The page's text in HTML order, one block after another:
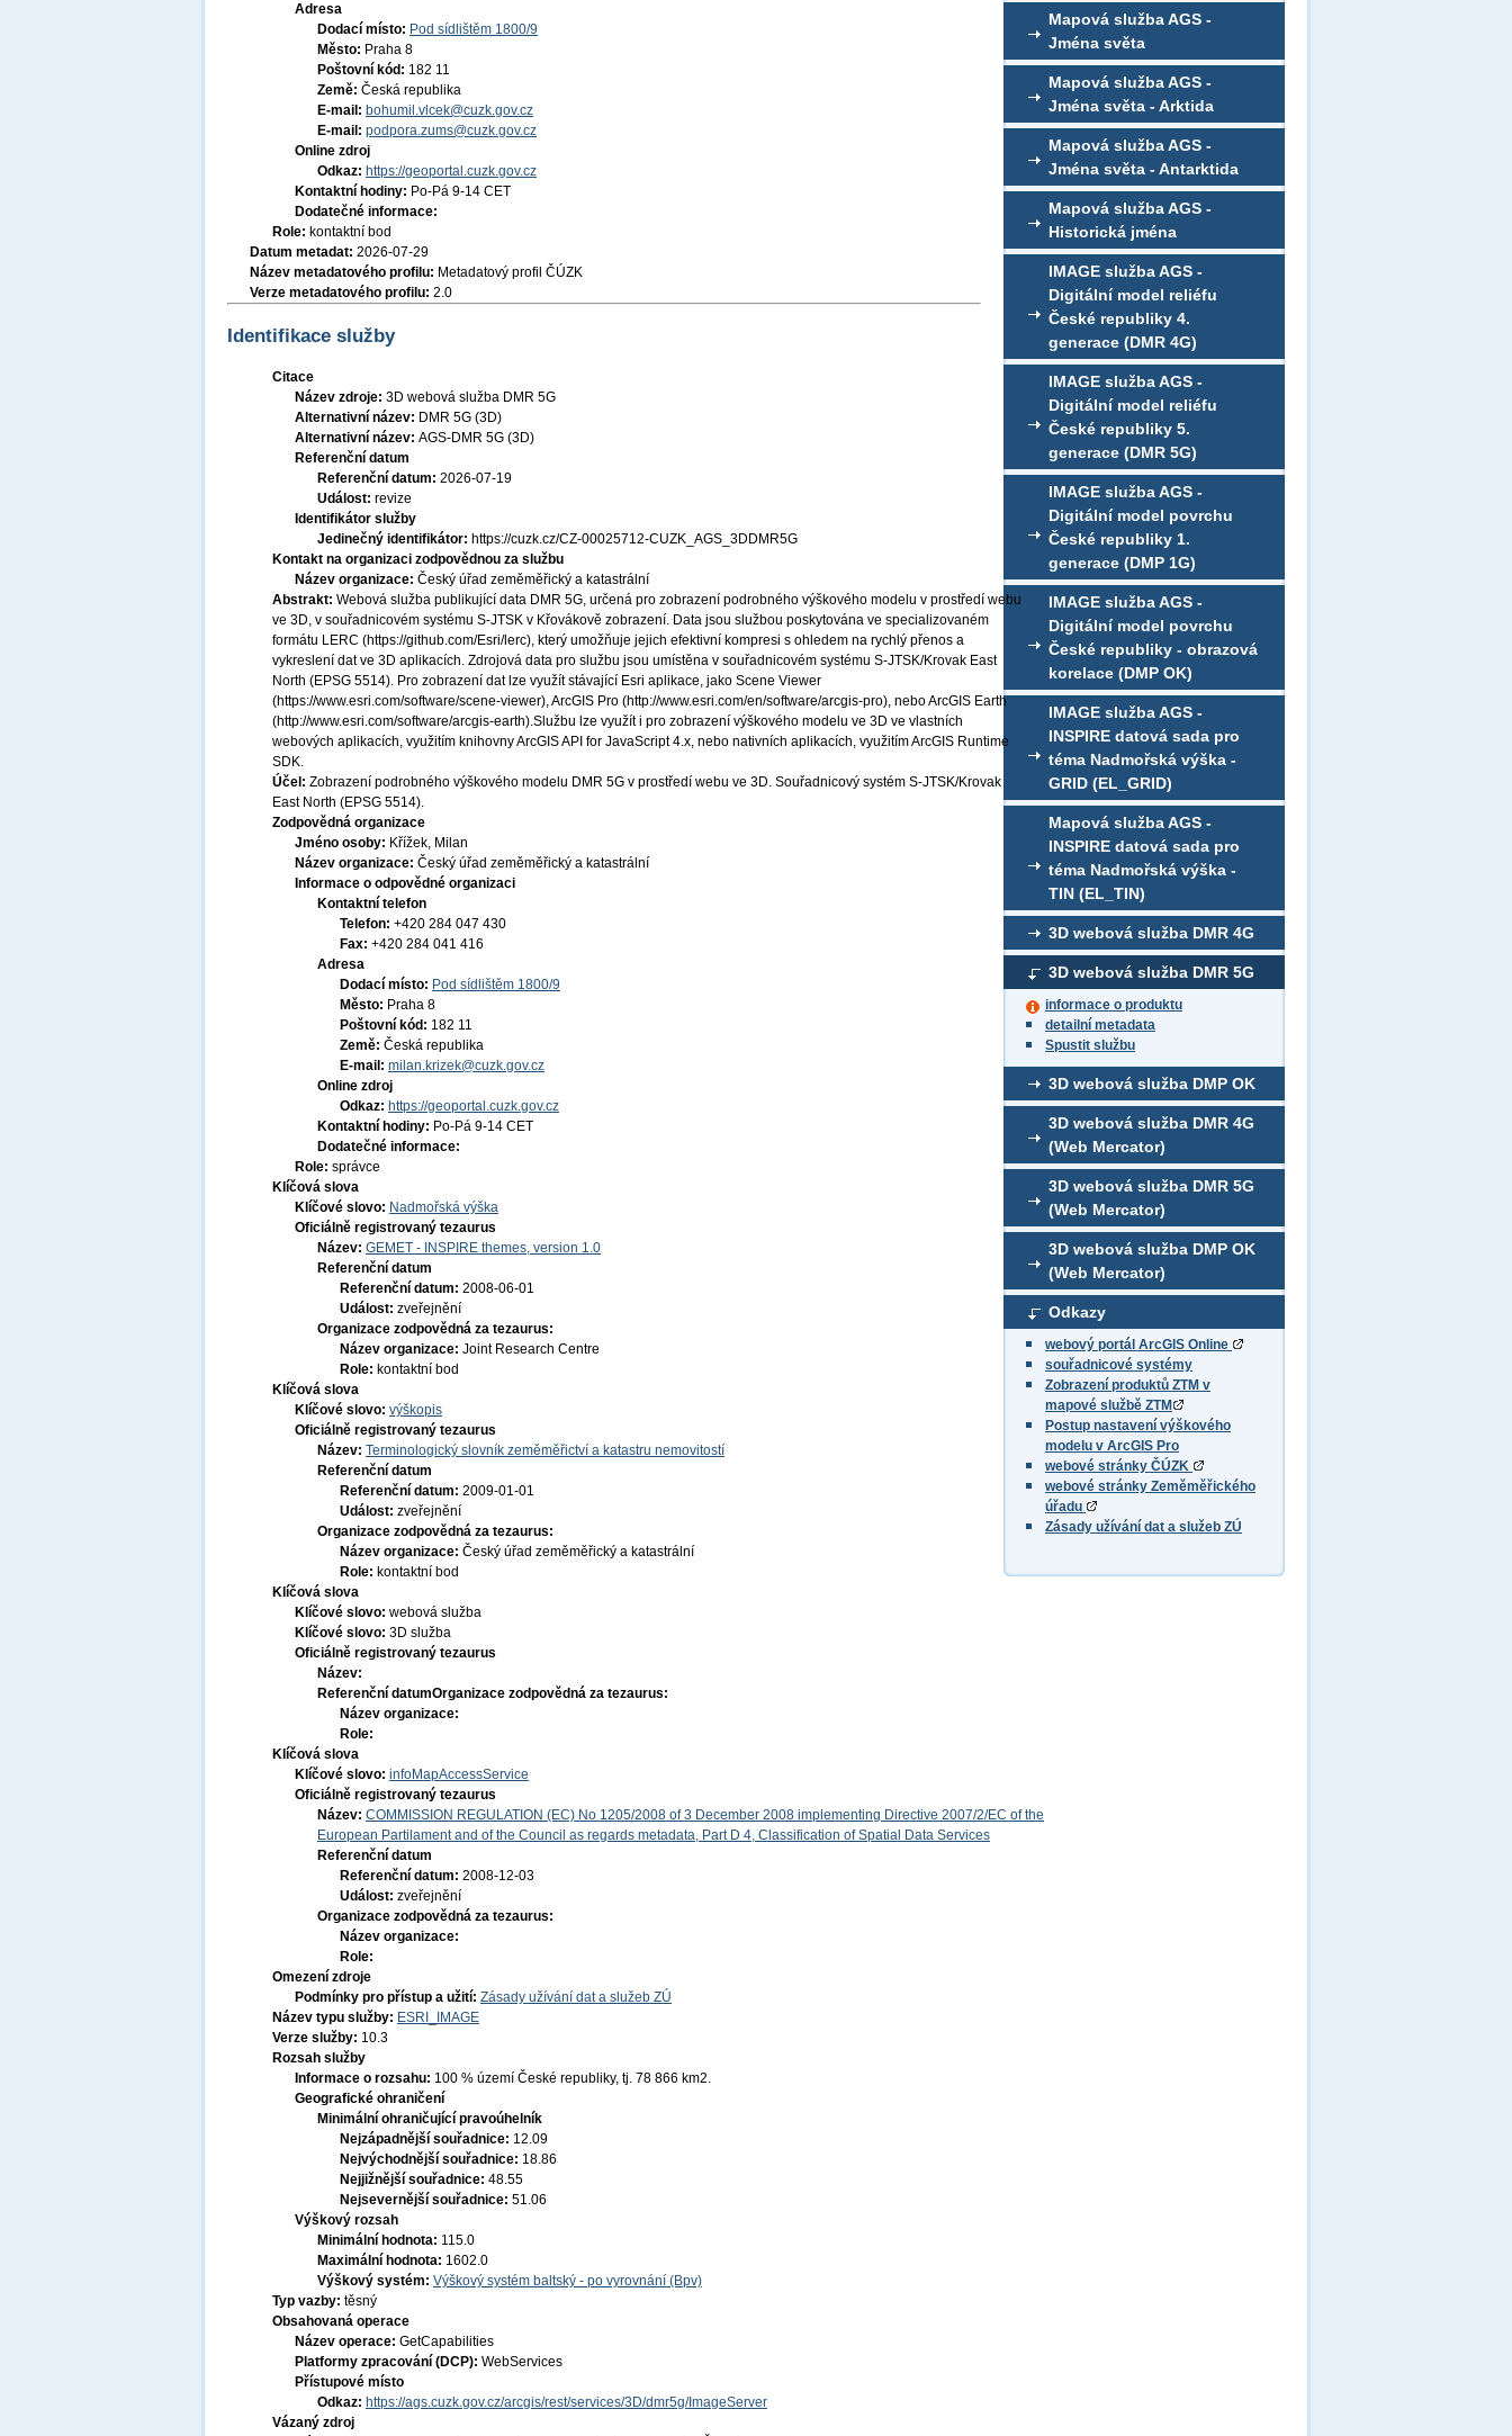
Mapová služba AGS -
Jména světa
Mapová služba AGS -
Jména světa - Arktida
Mapová služba AGS -
Jména světa - Antarktida
Mapová služba AGS -
Historická jména
IMAGE služba AGS -
Digitální model reliéfu
České republiky 4.
generace (DMR 4G)
IMAGE služba AGS -
Digitální model reliéfu
České republiky 5.
generace (DMR 5G)
IMAGE služba AGS -
Digitální model povrchu
České republiky 1.
generace (DMP 1G)
IMAGE služba AGS -
Digitální model povrchu
České republiky - obrazová
korelace (DMP OK)
IMAGE služba AGS -
INSPIRE datová sada pro
téma Nadmořská výška -
GRID (EL_GRID)
Mapová služba AGS -
INSPIRE datová sada pro
téma Nadmořská výška -
TIN (EL_TIN)
3D webová služba DMR 4G
3D webová služba DMR 5G
informace o produktu
detailní metadata
Spustit službu
3D webová služba DMP OK
3D webová služba DMR 4G
(Web Mercator)
3D webová služba DMR 5G
(Web Mercator)
3D webová služba DMP OK
(Web Mercator)
Odkazy
webový portál ArcGIS Online
souřadnicové systémy
Zobrazení produktů ZTM v
mapové službě ZTM
Postup nastavení výškového
modelu v ArcGIS Pro
webové stránky ČÚZK
webové stránky Zeměměřického
úřadu
Zásady užívání dat a služeb ZÚ
Adresa
Dodací místo: Pod sídlištěm 1800/9
Město: Praha 8
Poštovní kód: 182 11
Země: Česká republika
E-mail: bohumil.vlcek@cuzk.gov.cz
E-mail: podpora.zums@cuzk.gov.cz
Online zdroj
Odkaz: https://geoportal.cuzk.gov.cz
Kontaktní hodiny: Po-Pá 9-14 CET
Dodatečné informace:
Role: kontaktní bod
Datum metadat: 2026-07-29
Název metadatového profilu: Metadatový profil ČÚZK
Verze metadatového profilu: 2.0
Identifikace služby
Citace
Název zdroje: 3D webová služba DMR 5G
Alternativní název: DMR 5G (3D)
Alternativní název: AGS-DMR 5G (3D)
Referenční datum
Referenční datum: 2026-07-19
Událost: revize
Identifikátor služby
Jedinečný identifikátor: https://cuzk.cz/CZ-00025712-CUZK_AGS_3DDMR5G
Kontakt na organizaci zodpovědnou za službu
Název organizace: Český úřad zeměměřický a katastrální
Abstrakt: Webová služba publikující data DMR 5G, určená pro zobrazení podrobného výškového modelu v prostředí webu
ve 3D, v souřadnicovém systému S-JTSK v Křovákově zobrazení. Data jsou službou poskytována ve specializovaném
formátu LERC (https://github.com/Esri/lerc), který umožňuje jejich efektivní kompresi s ohledem na rychlý přenos a
vykreslení dat ve 3D aplikacích. Zdrojová data pro službu jsou umístěna v souřadnicovém systému S-JTSK/Krovak East
North (EPSG 5514). Pro zobrazení dat lze využít stávající Esri aplikace, jako Scene Viewer
(https://www.esri.com/software/scene-viewer), ArcGIS Pro (http://www.esri.com/en/software/arcgis-pro), nebo ArcGIS Earth
(http://www.esri.com/software/arcgis-earth).Službu lze využít i pro zobrazení výškového modelu ve 3D ve vlastních
webových aplikacích, využitím knihovny ArcGIS API for JavaScript 4.x, nebo nativních aplikacích, využitím ArcGIS Runtime
SDK.
Účel: Zobrazení podrobného výškového modelu DMR 5G v prostředí webu ve 3D. Souřadnicový systém S-JTSK/Krovak
East North (EPSG 5514).
Zodpovědná organizace
Jméno osoby: Křížek, Milan
Název organizace: Český úřad zeměměřický a katastrální
Informace o odpovědné organizaci
Kontaktní telefon
Telefon: +420 284 047 430
Fax: +420 284 041 416
Adresa
Dodací místo: Pod sídlištěm 1800/9
Město: Praha 8
Poštovní kód: 182 11
Země: Česká republika
E-mail: milan.krizek@cuzk.gov.cz
Online zdroj
Odkaz: https://geoportal.cuzk.gov.cz
Kontaktní hodiny: Po-Pá 9-14 CET
Dodatečné informace:
Role: správce
Klíčová slova
Klíčové slovo: Nadmořská výška
Oficiálně registrovaný tezaurus
Název: GEMET - INSPIRE themes, version 1.0
Referenční datum
Referenční datum: 2008-06-01
Událost: zveřejnění
Organizace zodpovědná za tezaurus:
Název organizace: Joint Research Centre
Role: kontaktní bod
Klíčová slova
Klíčové slovo: výškopis
Oficiálně registrovaný tezaurus
Název: Terminologický slovník zeměměřictví a katastru nemovitostí
Referenční datum
Referenční datum: 2009-01-01
Událost: zveřejnění
Organizace zodpovědná za tezaurus:
Název organizace: Český úřad zeměměřický a katastrální
Role: kontaktní bod
Klíčová slova
Klíčové slovo: webová služba
Klíčové slovo: 3D služba
Oficiálně registrovaný tezaurus
Název:
Referenční datumOrganizace zodpovědná za tezaurus:
Název organizace:
Role:
Klíčová slova
Klíčové slovo: infoMapAccessService
Oficiálně registrovaný tezaurus
Název: COMMISSION REGULATION (EC) No 1205/2008 of 3 December 2008 implementing Directive 2007/2/EC of the
European Partilament and of the Council as regards metadata, Part D 4, Classification of Spatial Data Services
Referenční datum
Referenční datum: 2008-12-03
Událost: zveřejnění
Organizace zodpovědná za tezaurus:
Název organizace:
Role:
Omezení zdroje
Podmínky pro přístup a užití: Zásady užívání dat a služeb ZÚ
Název typu služby: ESRI_IMAGE
Verze služby: 10.3
Rozsah služby
Informace o rozsahu: 100 % území České republiky, tj. 78 866 km2.
Geografické ohraničení
Minimální ohraničující pravoúhelník
Nejzápadnější souřadnice: 12.09
Nejvýchodnější souřadnice: 18.86
Nejjižnější souřadnice: 48.55
Nejsevernější souřadnice: 51.06
Výškový rozsah
Minimální hodnota: 115.0
Maximální hodnota: 1602.0
Výškový systém: Výškový systém baltský - po vyrovnání (Bpv)
Typ vazby: těsný
Obsahovaná operace
Název operace: GetCapabilities
Platformy zpracování (DCP): WebServices
Přístupové místo
Odkaz: https://ags.cuzk.gov.cz/arcgis/rest/services/3D/dmr5g/ImageServer
Vázaný zdroj